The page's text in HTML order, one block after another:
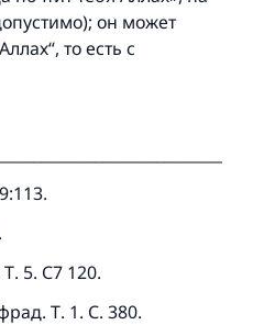
он может
то есть с
5. С7 120.
Т. 1. С. 380.